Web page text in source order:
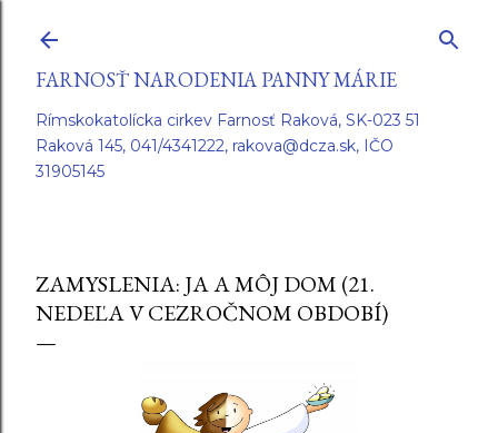
FARNOSŤ NARODENIA PANNY MÁRIE
Rímskokatolícka cirkev Farnosť Raková, SK-023 51
Raková 145, 041/4341222, rakova@dcza.sk, IČO
31905145
ZAMYSLENIA: JA A MÔJ DOM (21.
NEDEĽA V CEZROČNOM OBDOBÍ)